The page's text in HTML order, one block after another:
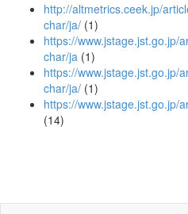
http://altmetrics.ceek.jp/
char/ja/ (1)
https://www.jstage.jst.go.jp/
char/ja (1)
https://www.jstage.jst.go.jp/
char/ja/ (1)
https://www.jstage.jst.go.jp/
(14)